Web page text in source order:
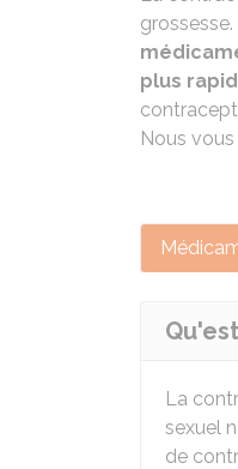
plus
Nous
La
sexuel
de